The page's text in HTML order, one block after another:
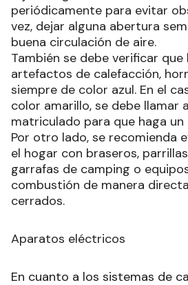
periódicamente para evitar
vez, dejar alguna abertura
buena circulación de aire.
También se debe verificar
artefactos de calefacción,
siempre de color azul. En el
color amarillo, se debe llamar
matriculado para que haga
Por otro lado, se recomienda
el hogar con braseros,
garrafas de camping o
combustión de manera
cerrados.
Aparatos eléctricos
En cuanto a los sistemas de